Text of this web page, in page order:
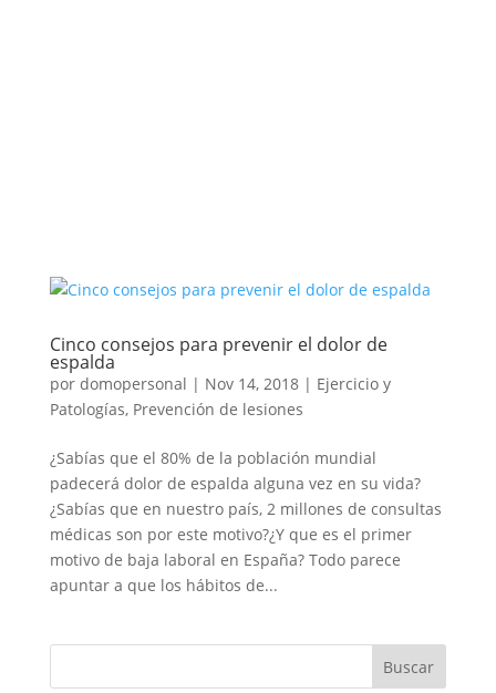
Cinco consejos para prevenir el dolor de
espalda
por domopersonal | Nov 14, 2018| Ejercicio y
Patologías, Prevención de lesiones
¿Sabías que el 80% de la población mundial
padecerá dolor de espalda alguna vez en su vida?
¿Sabías que en nuestro país, 2 millones de consultas
médicas son por este motivo?¿Y que es el primer
motivo de baja laboral en España? Todo parece
apuntar a que los hábitos de...
Buscar